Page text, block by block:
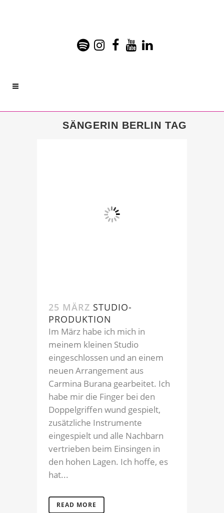
SÄNGERIN BERLIN TAG
25 MÄRZ STUDIO-
PRODUKTION
Im März habe ich mich in
meinem kleinen Studio
eingeschlossen und an einem
neuen Arrangement aus
Carmina Burana gearbeitet. Ich
habe mir die Finger bei den
Doppelgriffen wund gespielt,
zusätzliche Instrumente
eingespielt und alle Nachbarn
vertrieben beim Einsingen in
den hohen Lagen. Ich hoffe, es
hat...
READ MORE